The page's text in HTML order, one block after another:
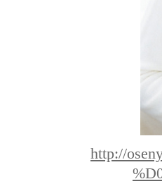
http://